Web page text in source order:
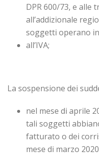
DPR 600/73, e alle
all’addizionale
soggetti operano
all’IVA;
La sospensione dei
nel mese di aprile
tali soggetti
fatturato o dei
mese di marzo